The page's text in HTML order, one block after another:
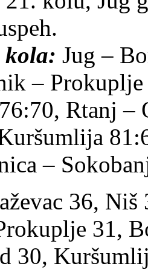
kola: Jug –
–
Rtanj
–
36, Niš
31,
30,